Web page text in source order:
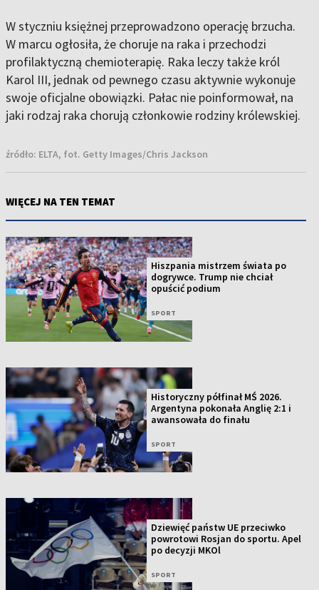
W styczniu księżnej przeprowadzono operację brzucha.
W marcu ogłosiła, że choruje na raka i przechodzi
profilaktyczną chemioterapię. Raka leczy także król
Karol III, jednak od pewnego czasu aktywnie wykonuje
swoje oficjalne obowiązki. Pałac nie poinformował, na
jaki rodzaj raka chorują członkowie rodziny królewskiej.
źródło: ELTA, fot. Getty Images/Chris Jackson
WIĘCEJ NA TEN TEMAT
Hiszpania mistrzem świata po
dogrywce. Trump nie chciał
opuścić podium
SPORT
Historyczny półfinał MŚ 2026.
Argentyna pokonała Anglię 2:1 i
awansowała do finału
SPORT
Dziewięć państw UE przeciwko
powrotowi Rosjan do sportu. Apel
po decyzji MKOl
SPORT